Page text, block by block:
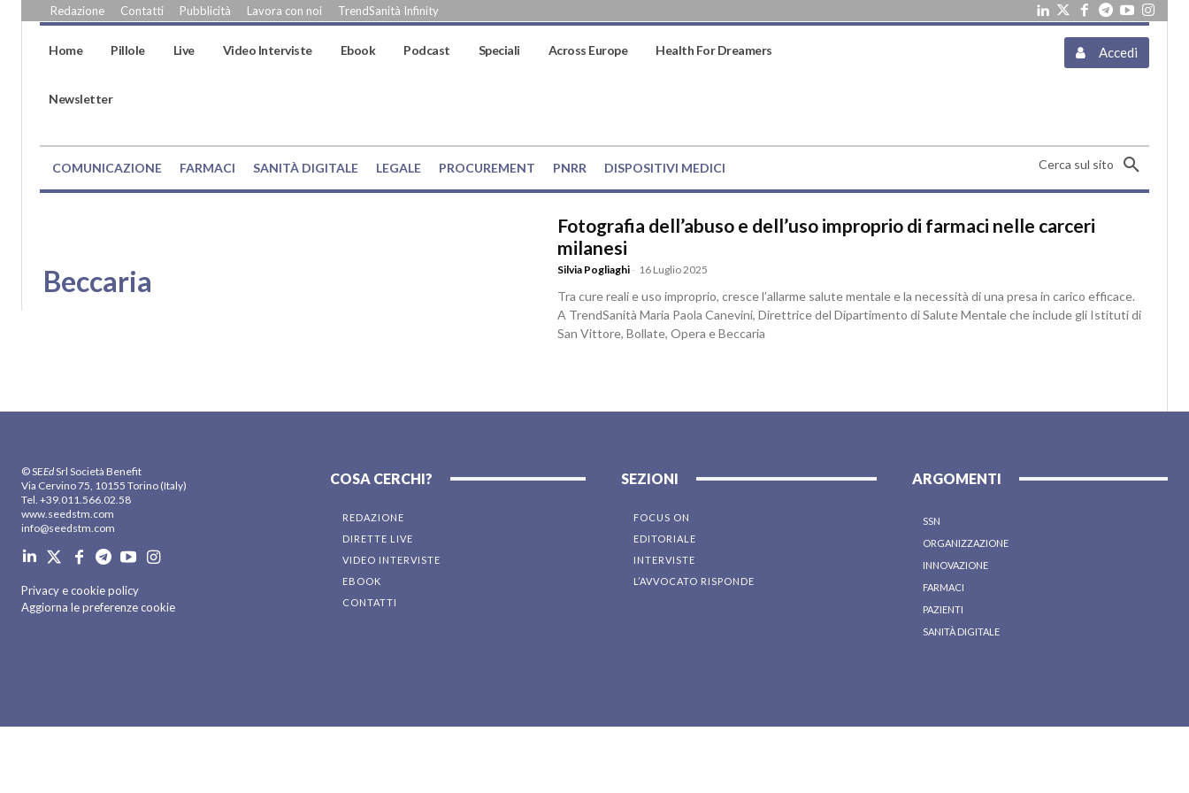
Redazione Contatti Pubblicità Lavora con noi TrendSanità Infinity
Home Pillole Live Video Interviste Ebook Podcast Speciali Across Europe Health For Dreamers
Newsletter
Accedi
COMUNICAZIONE FARMACI SANITÀ DIGITALE LEGALE PROCUREMENT PNRR DISPOSITIVI MEDICI Cerca sul sito
Beccaria
Fotografia dell’abuso e dell’uso improprio di farmaci nelle carceri
milanesi
Silvia Pogliaghi - 16 Luglio 2025
Tra cure reali e uso improprio, cresce l’allarme salute mentale e la necessità di una presa in carico efficace.
A TrendSanità Maria Paola Canevini, Direttrice del Dipartimento di Salute Mentale che include gli Istituti di
San Vittore, Bollate, Opera e Beccaria
© SEEdSrl Società Benefit
Via Cervino 75, 10155 Torino (Italy)
Tel. +39.011.566.02.58
www.seedstm.com
info@seedstm.com
Privacy e cookie policy
Aggiorna le preferenze cookie
COSA CERCHI?
REDAZIONE
DIRETTE LIVE
VIDEO INTERVISTE
EBOOK
CONTATTI
SEZIONI
FOCUS ON
EDITORIALE
INTERVISTE
L’AVVOCATO RISPONDE
ARGOMENTI
SSN
ORGANIZZAZIONE
INNOVAZIONE
FARMACI
PAZIENTI
SANITÀ DIGITALE